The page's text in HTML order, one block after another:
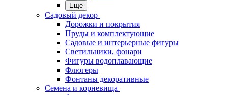
Еще
Садовый декор
Дорожки и покрытия
Пруды и комплектующие
Садовые и интерьерные фигуры
Светильники, фонари
Фигуры водоплавающие
Флюгеры
Фонтаны декоративные
Семена и корневища